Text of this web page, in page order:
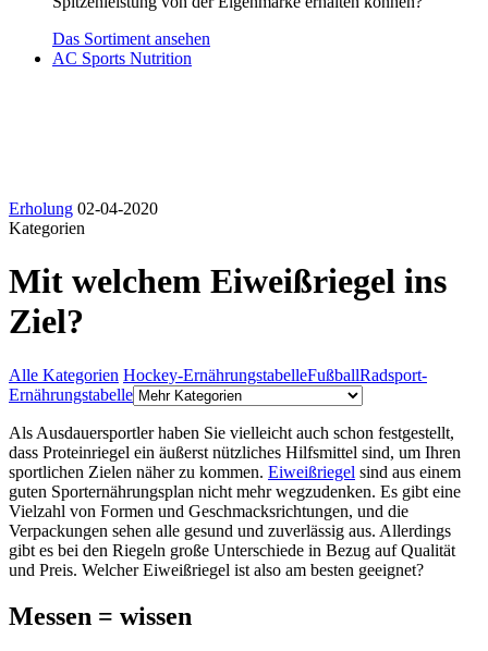
Das Sortiment ansehen
AC Sports Nutrition
Erholung 02-04-2020
Kategorien
Mit welchem Eiweißriegel ins
Ziel?
Alle Kategorien Hockey-ErnährungstabelleFußballRadsport-
Ernährungstabelle
Als Ausdauersportler haben Sie vielleicht auch schon festgestellt,
dass Proteinriegel ein äußerst nützliches Hilfsmittel sind, um Ihren
sportlichen Zielen näher zu kommen. Eiweißriegel sind aus einem
guten Sporternährungsplan nicht mehr wegzudenken. Es gibt eine
Vielzahl von Formen und Geschmacksrichtungen, und die
Verpackungen sehen alle gesund und zuverlässig aus. Allerdings
gibt es bei den Riegeln große Unterschiede in Bezug auf Qualität
und Preis. Welcher Eiweißriegel ist also am besten geeignet?
Messen = wissen